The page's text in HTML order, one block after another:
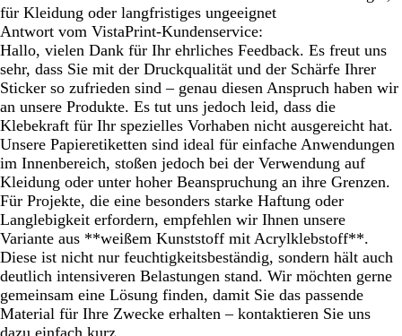
für Kleidung oder langfristiges ungeeignet
Antwort vom VistaPrint-Kundenservice:
Hallo, vielen Dank für Ihr ehrliches Feedback. Es freut uns
sehr, dass Sie mit der Druckqualität und der Schärfe Ihrer
Sticker so zufrieden sind – genau diesen Anspruch haben wir
an unsere Produkte. Es tut uns jedoch leid, dass die
Klebekraft für Ihr spezielles Vorhaben nicht ausgereicht hat.
Unsere Papieretiketten sind ideal für einfache Anwendungen
im Innenbereich, stoßen jedoch bei der Verwendung auf
Kleidung oder unter hoher Beanspruchung an ihre Grenzen.
Für Projekte, die eine besonders starke Haftung oder
Langlebigkeit erfordern, empfehlen wir Ihnen unsere
Variante aus **weißem Kunststoff mit Acrylklebstoff**.
Diese ist nicht nur feuchtigkeitsbeständig, sondern hält auch
deutlich intensiveren Belastungen stand. Wir möchten gerne
gemeinsam eine Lösung finden, damit Sie das passende
Material für Ihre Zwecke erhalten – kontaktieren Sie uns
dazu einfach kurz.